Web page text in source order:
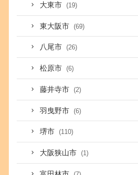
大東市 (19)
東大阪市 (69)
八尾市 (26)
松原市 (6)
藤井寺市 (2)
羽曳野市 (6)
堺市 (110)
大阪狭山市 (1)